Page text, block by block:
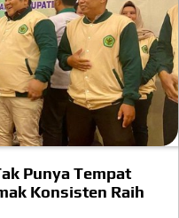
Punya Tempat
Konsisten Raih